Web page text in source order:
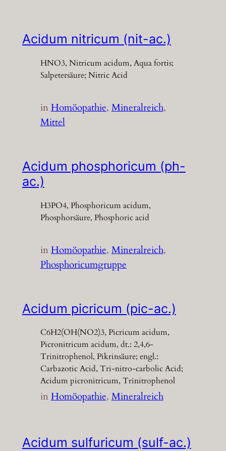
Acidum nitricum (nit-ac.)
HNO3, Nitricum acidum, Aqua fortis;
Salpetersäure; Nitric Acid
inHomöopathie, Mineralreich
Mittel
Acidum phosphoricum (ph-
ac.)
H3PO4, Phosphoricum acidum,
Phosphorsäure, Phosphoric acid
inHomöopathie, Mineralreich
Phosphoricumgruppe
Acidum picricum (pic-ac.)
C6H2(OH(NO2)3, Picricum acidum,
Picronitricum acidum, dt.: 2,4,6-
Trinitrophenol, Pikrinsäure; engl.:
Carbazotic Acid, Tri-nitro-carbolic Acid;
Acidum picronitricum, Trinitrophenol
inHomöopathie, Mineralreich
Acidum sulfuricum (sulf-ac.)